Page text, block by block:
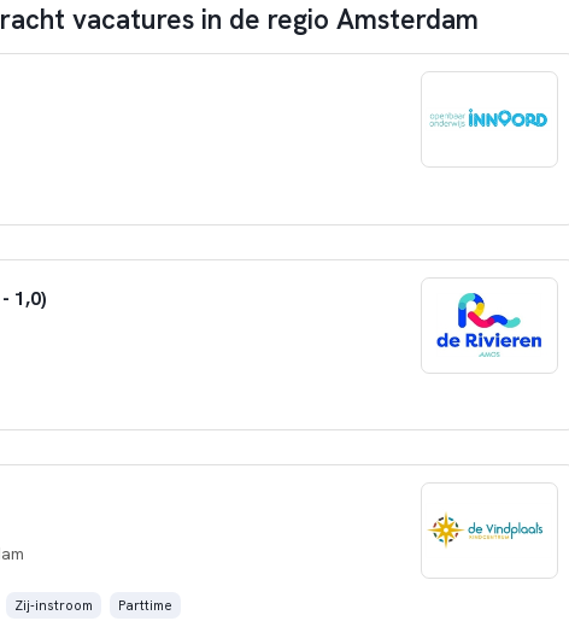
vacatures in de regio Amsterdam
1,0)
Zij-instroom Parttime